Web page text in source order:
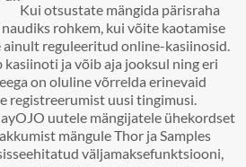
Kui otsustate mängida pärisraha
naudiks rohkem, kui võite kaotamise
ainult reguleeritud online-kasiinosid.
ja võib aja jooksul ning eri
on oluline võrrelda erinevaid
registreerumist uusi tingimusi.
uutele mängijatele ühekordset
mängule Thor ja Samples
väljamaksefunktsiooni,